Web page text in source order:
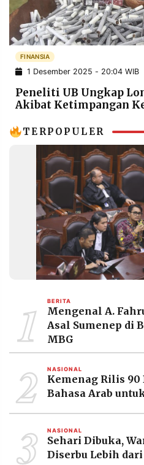
FINANSIA
1 Desember 2025 - 20:04 WIB
Peneliti UB Ungkap
Akibat Ketimpangan
TERPOPULER
1 BERITA
Mengenal A.
Asal Sumenep di
MBG
2 NASIONAL
Kemenag Rilis 90
Bahasa Arab
3 NASIONAL
Sehari Dibuka,
Diserbu Lebih